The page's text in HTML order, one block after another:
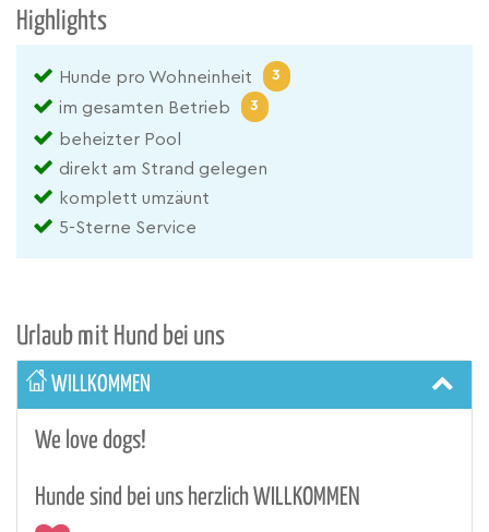
Highlights
Hunde pro Wohneinheit 3
im gesamten Betrieb 3
beheizter Pool
direkt am Strand gelegen
komplett umzäunt
5-Sterne Service
Urlaub mit Hund bei uns
WILLKOMMEN
We love dogs!
Hunde sind bei uns herzlich WILLKOMMEN